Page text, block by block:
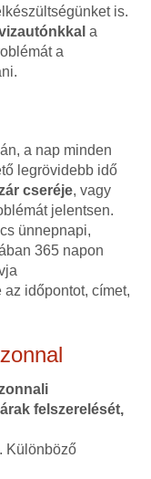
is.
a
a
a nap minden
legrövidebb idő
cseréje, vagy
jelentsen.
ünnepnapi,
365 napon
időpontot, címet,
felszerelését,
Különböző